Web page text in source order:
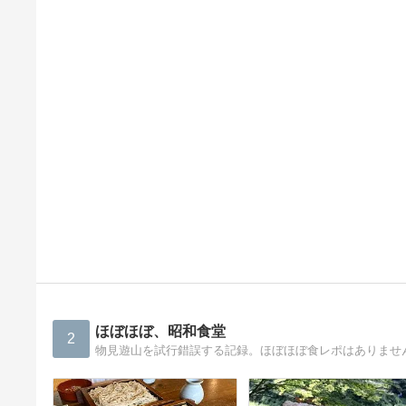
2 ほぼほぼ、昭和食堂
物見遊山を試行錯誤する記録。ほぼほぼ食レポはありませ